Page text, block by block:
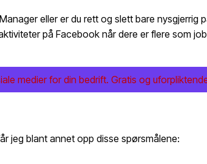
eller er du rett og slett bare nysgjerrig
på Facebook når dere er flere som
medier for din bedrift. Gratis og
jeg blant annet opp disse spørsmålene: